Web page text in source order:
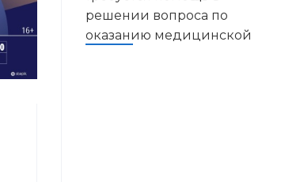
решении вопроса по
оказанию медицинской